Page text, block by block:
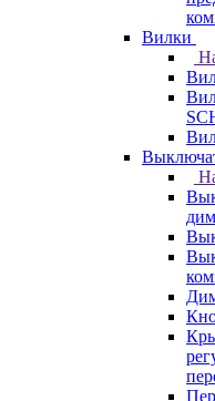
Вилки